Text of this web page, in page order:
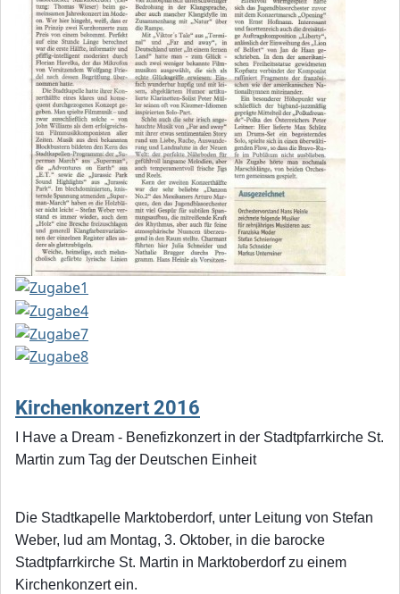
Kirchenkonzert 2016
I Have a Dream - Benefizkonzert in der Stadtpfarrkirche St.
Martin zum Tag der Deutschen Einheit
Die Stadtkapelle Marktoberdorf, unter Leitung von Stefan
Weber, lud am Montag, 3. Oktober, in die barocke
Stadtpfarrkirche St. Martin in Marktoberdorf zu einem
Kirchenkonzert ein.